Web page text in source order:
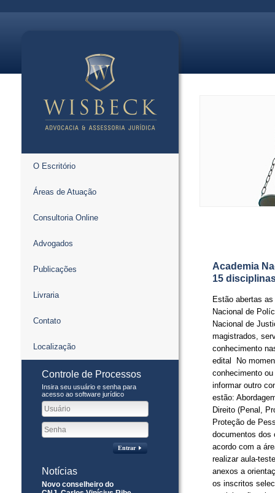
O Escritório
Áreas de Atuação
Consultoria Online
Advogados
Publicações
Livraria
Contato
Localização
Controle de Processos
Insira seu usuário e senha para
acesso ao software jurídico
Entrar
Notícias
Novo conselheiro do
Academia
15
Estão abertas
Nacional de
Nacional de
magistrados,
conhecimento
edital No
conhecimento
informar outro
estão:
Direito (Penal,
Proteção de
documentos dos
acordo com a
realizar aula-
anexos a
os inscritos